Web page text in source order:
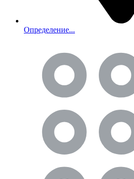
Определение...